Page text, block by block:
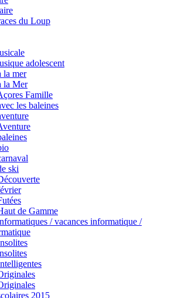
du Loup
adolescent
la mer
la Mer
Famille
les baleines
ski
de Gamme
/ vacances informatique /
2015